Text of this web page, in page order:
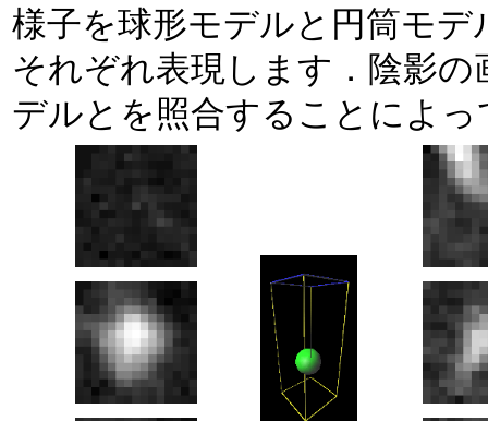
様子を球形モデルと円筒モ
それぞれ表現します．陰影
デルとを照合することによ